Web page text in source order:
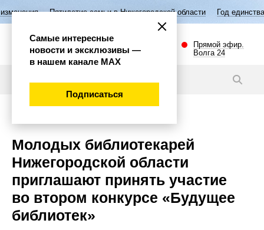
семьи в Нижегородской области Год единства народов России
Прямой эфир.
Волга 24
Молодых библиотекарей
Нижегородской области
приглашают принять участие
во втором конкурсе «Будущее
библиотек»
Самые интересные
новости и эксклюзивы —
в нашем канале МАХ
Подписаться